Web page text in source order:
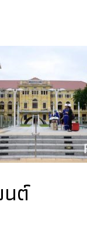
นต์